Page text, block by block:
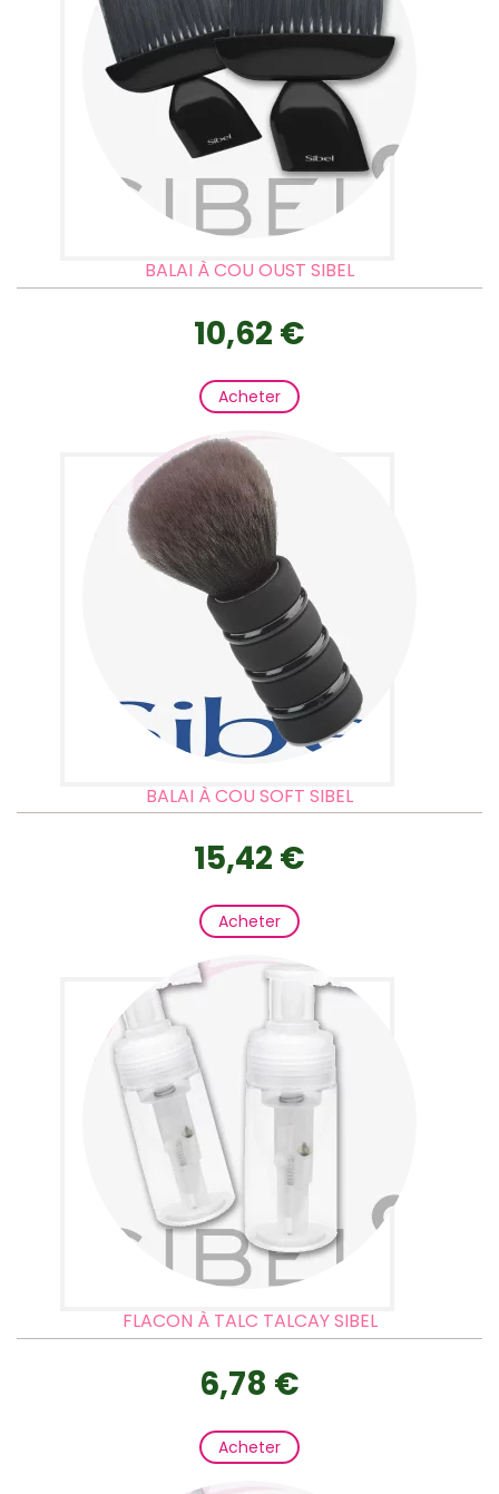
BALAI À COU OUST SIBEL
10,62 €
Acheter
BALAI À COU SOFT SIBEL
15,42 €
Acheter
FLACON À TALC TALCAY SIBEL
6,78 €
Acheter